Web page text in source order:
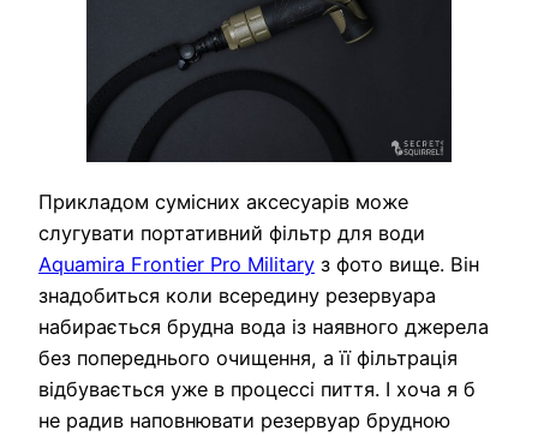
Прикладом сумісних аксесуарів може
слугувати портативний фільтр для води
Aquamira Frontier Pro Military з фото вище. Він
знадобиться коли всередину резервуара
набирається брудна вода із наявного джерела
без попереднього очищення, а її фільтрація
відбувається уже в процессі пиття. І хоча я б
не радив наповнювати резервуар брудною